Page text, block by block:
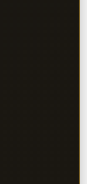
hoofdpijn,
141 per injectie
te testen (bijv. 0,5–1
op met